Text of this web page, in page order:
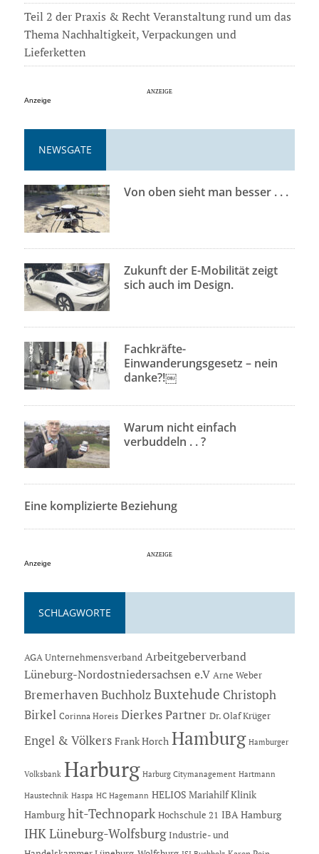
Teil 2 der Praxis & Recht Veranstaltung rund um das
Thema Nachhaltigkeit, Verpackungen und
Lieferketten
Anzeige
NEWSGATE
Von oben sieht man besser . . .
Zukunft der E-Mobilität zeigt
sich auch im Design.
Fachkräfte-
Einwanderungsgesetz – nein
danke?!￼
Warum nicht einfach
verbuddeln . . ?
Eine komplizierte Beziehung
Anzeige
SCHLAGWORTE
AGA Unternehmensverband Arbeitgeberverband
Lüneburg-Nordostniedersachsen e.V Arne Weber
Bremerhaven Buchholz Buxtehude Christoph
Birkel Corinna Horeis Dierkes Partner Dr. Olaf Krüger
Engel & Völkers Frank Horch Hamburg Hamburger
Volksbank Harburg Harburg Citymanagement Hartmann
Haustechnik Haspa HC Hagemann HELIOS Mariahilf Klinik
Hamburg hit-Technopark Hochschule 21 IBA Hamburg
IHK Lüneburg-Wolfsburg Industrie- und